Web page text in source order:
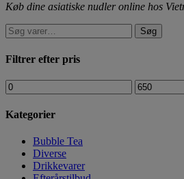
Køb dine asiatiske nudler online hos
Søg
Filtrer efter pris
Kategorier
Bubble Tea
Diverse
Drikkevarer